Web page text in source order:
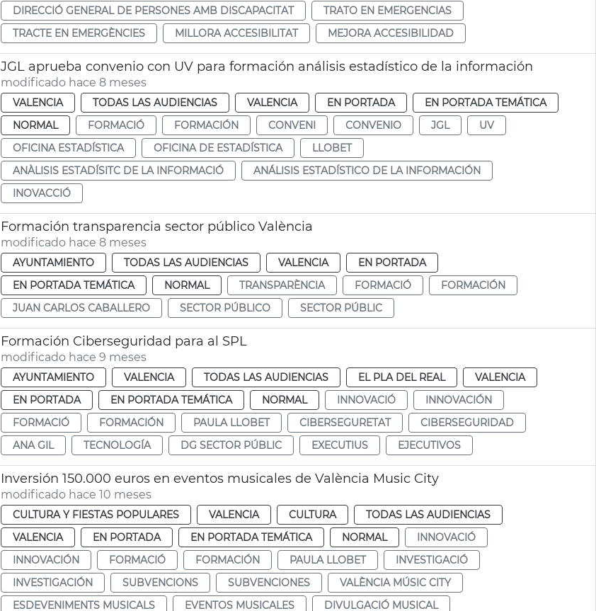
DIRECCIÓ GENERAL DE PERSONES AMB DISCAPACITAT
TRATO EN EMERGENCIAS
TRACTE EN EMERGÈNCIES
MILLORA ACCESIBILITAT MEJORA ACCESIBILIDAD
JGL aprueba convenio con UV para formación análisis estadístico de la información
modificado hace 8 meses
VALENCIA TODAS LAS AUDIENCIAS VALENCIA EN PORTADA
EN PORTADA TEMÁTICA
NORMAL
FORMACIÓ FORMACIÓN CONVENI CONVENIO JGL
UV
OFICINA ESTADÍSTICA
OFICINA DE ESTADÍSTICA
LLOBET
ANÀLISIS ESTADÍSITC DE LA INFORMACIÓ
ANÁLISIS ESTADÍSTICO DE LA INFORMACIÓN
INOVACCIÓ
Formación transparencia sector público València
modificado hace 8 meses
AYUNTAMIENTO TODAS LAS AUDIENCIAS VALENCIA
EN PORTADA
EN PORTADA TEMÁTICA
NORMAL TRANSPARÈNCIA FORMACIÓ
FORMACIÓN
JUAN CARLOS CABALLERO
SECTOR PÚBLICO SECTOR PÚBLIC
Formación Ciberseguridad para al SPL
modificado hace 9 meses
AYUNTAMIENTO VALENCIA TODAS LAS AUDIENCIAS EL PLA DEL REAL
VALENCIA
EN PORTADA
EN PORTADA TEMÁTICA NORMAL INNOVACIÓ
INNOVACIÓN
FORMACIÓ
FORMACIÓN PAULA LLOBET CIBERSEGURETAT
CIBERSEGURIDAD
ANA GIL
TECNOLOGÍA DG SECTOR PÚBLIC EXECUTIUS EJECUTIVOS
Inversión 150.000 euros en eventos musicales de València Music City
modificado hace 10 meses
CULTURA Y FIESTAS POPULARES VALENCIA CULTURA
TODAS LAS AUDIENCIAS
VALENCIA
EN PORTADA EN PORTADA TEMÁTICA NORMAL
INNOVACIÓ
INNOVACIÓN
FORMACIÓ FORMACIÓN PAULA LLOBET
INVESTIGACIÓ
INVESTIGACIÓN
SUBVENCIONS SUBVENCIONES
VALÈNCIA MÚSIC CITY
ESDEVENIMENTS MUSICALS
EVENTOS MUSICALES
DIVULGACIÓ MUSICAL